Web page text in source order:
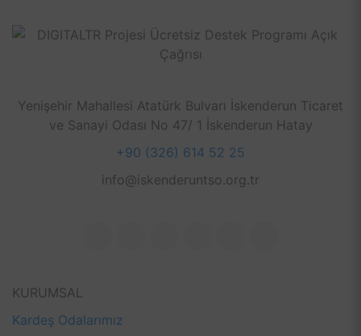
Yenişehir Mahallesi Atatürk Bulvarı İskenderun Ticaret
ve Sanayi Odası No 47/ 1 İskenderun Hatay
+90 (326) 614 52 25
info@iskenderuntso.org.tr
KURUMSAL
Kardeş Odalarımız